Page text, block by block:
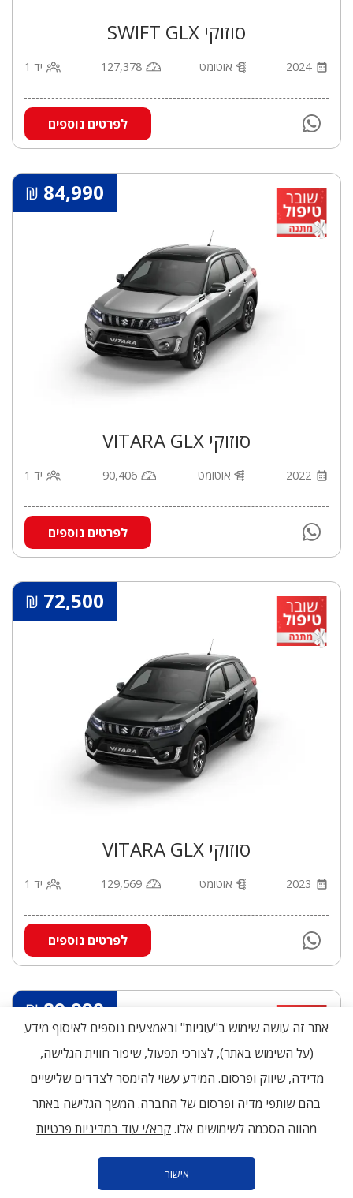
סוזוקי SWIFT GLX
2024 אוטומט 127,378 יד 1
לפרטים נוספים
84,990
₪
סוזוקי VITARA GLX
2022 אוטומט 90,406 יד 1
לפרטים נוספים
72,500
₪
סוזוקי VITARA GLX
2023 אוטומט 129,569 יד 1
לפרטים נוספים
89,990
₪
תמונה
אתר זה עושה שימוש ב"עוגיות" ובאמצעים נוספים לאיסוף מידע
(על השימוש באתר), לצורכי תפעול, שיפור חווית הגלישה,
מדידה, שיווק ופרסום. המידע עשוי להימסר לצדדים שלישיים
בהם שותפי מדיה ופרסום של החברה. המשך הגלישה באתר
מהווה הסכמה לשימושים אלו.קרא/י עוד במדיניות פרטיות
אישור